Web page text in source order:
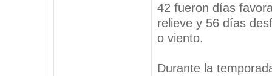
42 fueron días
relieve y 56 días
o viento.
Durante la